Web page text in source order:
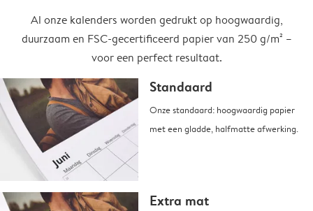
Al onze kalenders worden gedrukt op hoogwaardig,
duurzaam en FSC-gecertificeerd papier van 250 g/m² –
voor een perfect resultaat.
Standaard
Onze standaard: hoogwaardig papier
met een gladde, halfmatte afwerking.
Extra mat